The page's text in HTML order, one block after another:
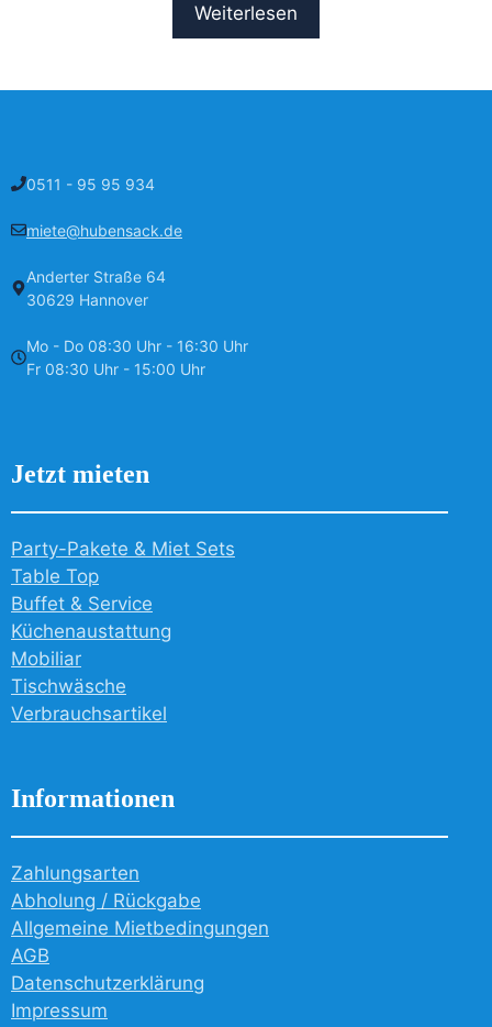
Weiterlesen
0511 - 95 95 934
miete@hubensack.de
Anderter Straße 64
30629 Hannover
Mo - Do 08:30 Uhr - 16:30 Uhr
Fr 08:30 Uhr - 15:00 Uhr
Jetzt mieten
Party-Pakete & Miet Sets
Table Top
Buffet & Service
Küchenaustattung
Mobiliar
Tischwäsche
Verbrauchsartikel
Informationen
Zahlungsarten
Abholung / Rückgabe
Allgemeine Mietbedingungen
AGB
Datenschutzerklärung
Impressum